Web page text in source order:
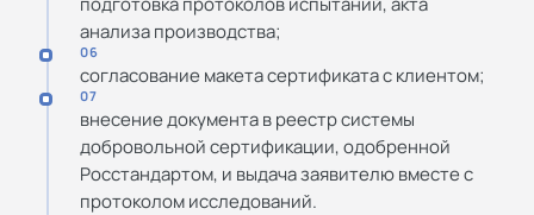
анализа производства;
06
согласование макета сертификата с клиентом;
07
внесение документа в реестр системы
добровольной сертификации, одобренной
Росстандартом, и выдача заявителю вместе с
протоколом исследований.